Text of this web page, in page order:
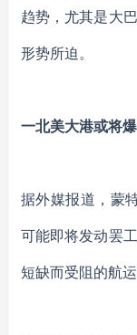
趋势，尤其是大
形势所迫。
一北美大港或将
据外媒报道，蒙
可能即将发动罢
短缺而受阻的航运